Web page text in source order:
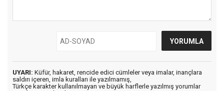
UYARI: Küfür, hakaret, rencide edici cümleler veya imalar, inançlara
saldırı içeren, imla kuralları ile yazılmamış,
Türkçe karakter kullanılmayan ve büyük harflerle yazılmış yorumlar